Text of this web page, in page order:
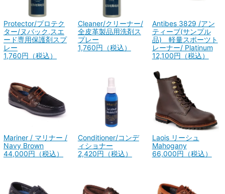
Protector/プロテク
ター/ヌバック,スエ
ード専用保護剤スプ
レー
1,760円（税込）
Cleaner/クリーナー/
全皮革製品用洗剤ス
プレー
1,760円（税込）
Antibes 3829 /アン
ティーブ(サンプル
品) 軽量スポーツト
レーナー/ Platinum
12,100円（税込）
Mariner / マリナー /
Navy Brown
44,000円（税込）
Conditioner/コンデ
ィショナー
2,420円（税込）
Laois リーシュ
Mahogany
66,000円（税込）